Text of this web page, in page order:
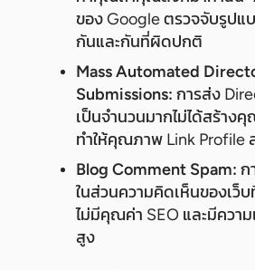
ของ Google ตรวจจับรูปแ
กันและกันที่ผิดปกติ
Mass Automated
Submissions: การส่ง
เป็นจำนวนมากไม่ได้สร้างคุ
ทำให้คุณภาพ Link Profile
Blog Comment Spam: ก
ในส่วนความคิดเห็นของเว็บ
ไม่มีคุณค่า SEO และมีควา
สูง